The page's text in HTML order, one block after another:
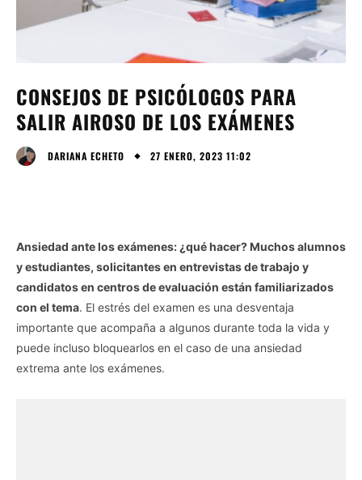
CONSEJOS DE PSICÓLOGOS PARA
SALIR AIROSO DE LOS EXÁMENES
DARIANA ECHETO 27 ENERO, 2023 11:02
Ansiedad ante los exámenes: ¿qué hacer? Muchos alumnos
y estudiantes, solicitantes en entrevistas de trabajo y
candidatos en centros de evaluación están familiarizados
con el tema. El estrés del examen es una desventaja
importante que acompaña a algunos durante toda la vida y
puede incluso bloquearlos en el caso de una ansiedad
extrema ante los exámenes.